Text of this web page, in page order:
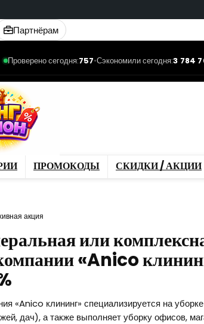
Партнёрам
Проверено сегодня:757•Сэкономили сегодня:3 784
ПРОМОКОДЫ СКИДКИ / АКЦИИ
акция
или
«Anico
«Anico клининг» специализируется на
дач), а также выполняет уборку офисов,